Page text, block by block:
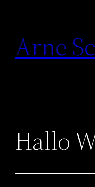
springen
Arne
Hallo